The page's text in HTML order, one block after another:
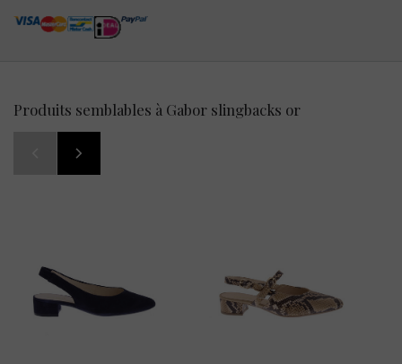
Produits semblables à Gabor slingbacks or